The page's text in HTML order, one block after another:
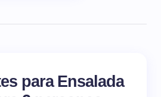
para Ensalada